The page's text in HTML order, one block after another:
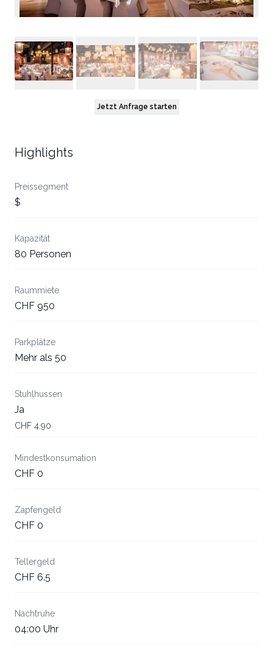
Jetzt Anfrage starten
Highlights
Preissegment
$
Kapazität
80 Personen
Raummiete
CHF 950
Parkplätze
Mehr als 50
Stuhlhussen
Ja
CHF 4.90
Mindestkonsumation
CHF 0
Zapfengeld
CHF 0
Tellergeld
CHF 6.5
Nachtruhe
04:00 Uhr